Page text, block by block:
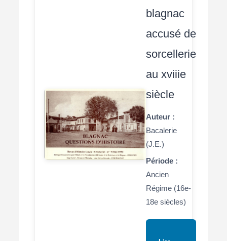
blagnac
accusé de
sorcellerie
au xviiie
siècle
Auteur :
Bacalerie
(J.E.)
Période :
Ancien
Régime (16e-
18e siècles)